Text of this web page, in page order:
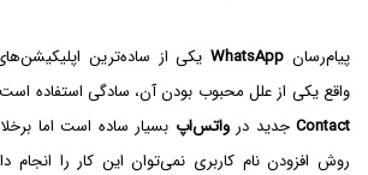
پیام‌رسان WhatsAppیکی از ساده‌ترین
واقع یکی از علل محبوب بودن آن، سادگی استفاده
Contactجدید درواتس‌اپ بسیار ساده است اما
روش افزودن نام کاربری نمی‌توان این کار را